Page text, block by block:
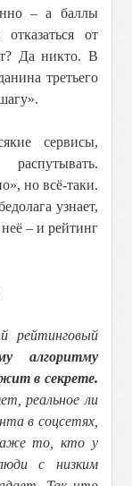
– а баллы
от
Да никто. В
третьего
сервисы,
но всё-таки.
узнает,
– и рейтинг
рейтинговый
алгоритму
в секрете.
реальное ли
в соцсетях,
то, кто у
с низким